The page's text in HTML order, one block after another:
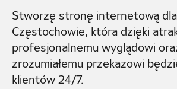
Stworzę stronę internetową
Częstochowie, która dzięki
profesjonalnemu wyglądowi
zrozumiałemu przekazowi
klientów 24/7.